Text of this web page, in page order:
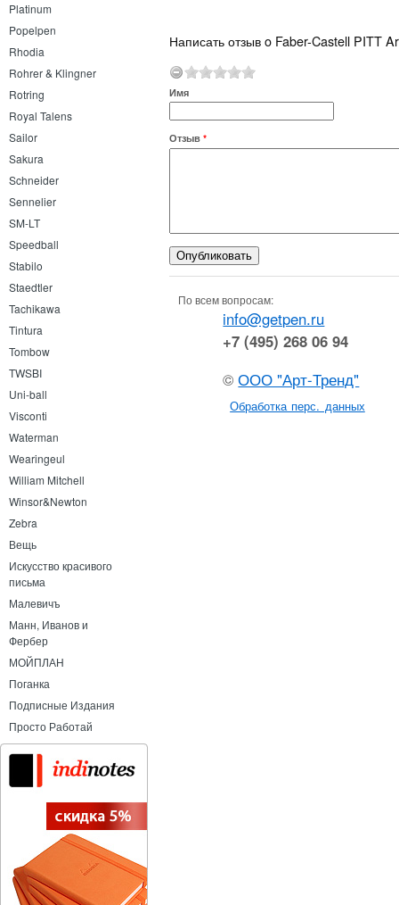
Platinum
Popelpen
Rhodia
Rohrer & Klingner
Rotring
Royal Talens
Sailor
Sakura
Schneider
Sennelier
SM-LT
Speedball
Stabilo
Staedtler
Tachikawa
Tintura
Tombow
TWSBI
Uni-ball
Visconti
Waterman
Wearingeul
William Mitchell
Winsor&Newton
Zebra
Вещь
Искусство красивого
письма
Малевичъ
Манн, Иванов и
Фербер
МОЙПЛАН
Поганка
Подписные Издания
Просто Работай
Написать отзыв o Faber-Castell PITT
Имя
Отзыв *
По всем вопросам:
info@getpen.ru
+7 (495) 268 06 94
©ООО "Арт-Тренд"
Обработка перс. данных